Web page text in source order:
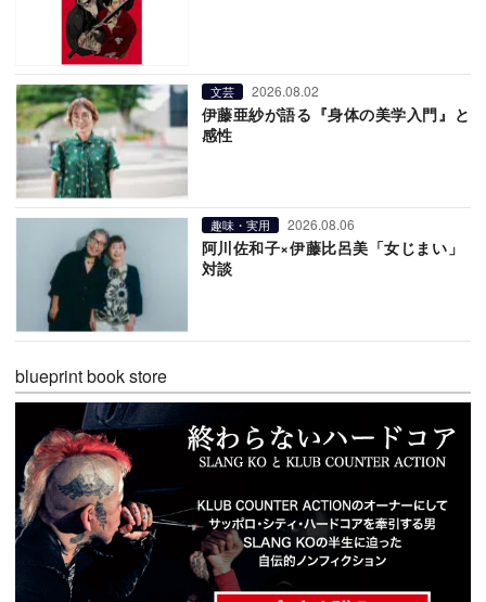
文芸 2026.08.02
伊藤亜紗が語る『身体の美学入門』と
感性
趣味・実用 2026.08.06
阿川佐和子×伊藤比呂美「女じまい」
対談
blueprint book store